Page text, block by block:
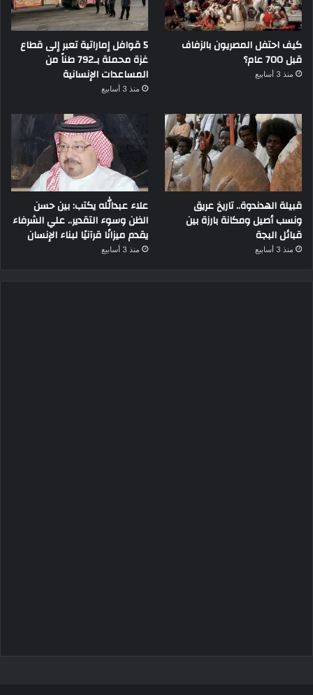
كيف احتفل المصريون بالزفاف
قبل 700 عام؟
منذ 3 أسابيع
5 قوافل إماراتية تعبر إلى قطاع
غزة محملة بـ792 طناً من
المساعدات الإنسانية
منذ 3 أسابيع
قبيلة الهدندوة.. تاريخ عريق
ونسب أصيل ومكانة بارزة بين
قبائل البجة
منذ 3 أسابيع
علاء عبدالله يكتب: بين حسن
الظن وسوء التقدير.. علي الشرفاء
يقدم ميزانًا قرآنيًا لبناء الإنسان
منذ 3 أسابيع